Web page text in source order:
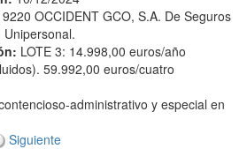
OCCIDENT GCO, S.A. De Seguros
LOTE 3: 14.998,00 euros/año
59.992,00 euros/cuatro
administrativo y especial en
Siguiente